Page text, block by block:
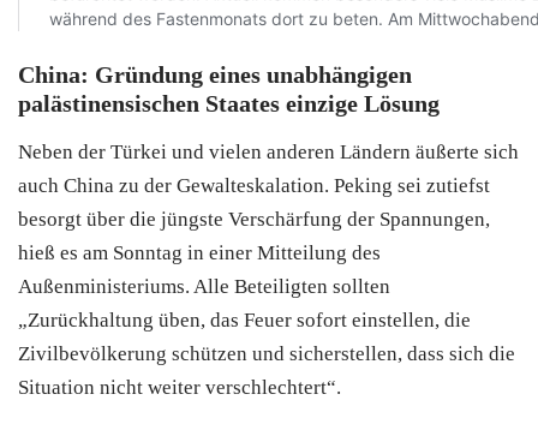
China: Gründung eines unabhängigen
palästinensischen Staates einzige Lösung
Neben der Türkei und vielen anderen Ländern äußerte sich
auch China zu der Gewalteskalation. Peking sei zutiefst
besorgt über die jüngste Verschärfung der Spannungen,
hieß es am Sonntag in einer Mitteilung des
Außenministeriums. Alle Beteiligten sollten
„Zurückhaltung üben, das Feuer sofort einstellen, die
Zivilbevölkerung schützen und sicherstellen, dass sich die
Situation nicht weiter verschlechtert“.